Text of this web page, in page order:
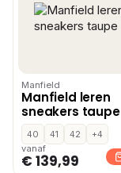
Manfield
Manfield leren
sneakers taupe
40 41 42
+4
vanaf
€ 139,99